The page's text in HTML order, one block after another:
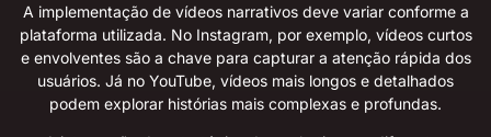
A implementação de vídeos narrativos deve variar conforme a
plataforma utilizada. No Instagram, por exemplo, vídeos curtos
e envolventes são a chave para capturar a atenção rápida dos
usuários. Já no YouTube, vídeos mais longos e detalhados
podem explorar histórias mais complexas e profundas.